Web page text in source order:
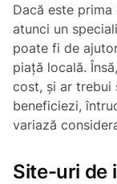
Dacă este
atunci un
poate fi de
piață locală.
cost, și ar trebui
beneficiezi,
variază
Site-uri de